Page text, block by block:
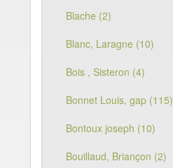
Blache (2)
Blanc, Laragne (10)
Bois , Sisteron (4)
Bonnet Louis, gap (115)
Bontoux joseph (10)
Bouillaud, Briançon (2)